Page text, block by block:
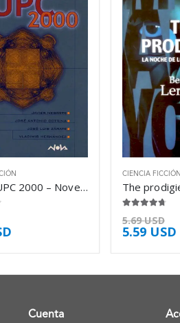
Premio UPC 2000 – Novela Corta de Ciencia – Javier Negrete
CIENCIA FICCIÓN
5.69USD
5.59 USD
Cuenta